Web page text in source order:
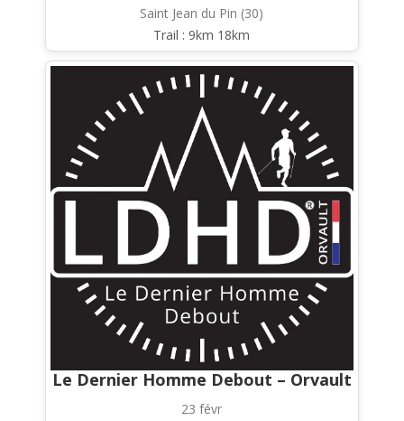
Saint Jean du Pin (30)
Trail : 9km 18km
Le Dernier Homme Debout – Orvault
23 févr